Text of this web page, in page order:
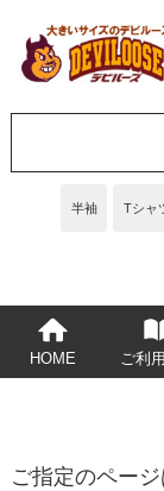
半袖 Tシャ
HOME ご利
ご指定のページ